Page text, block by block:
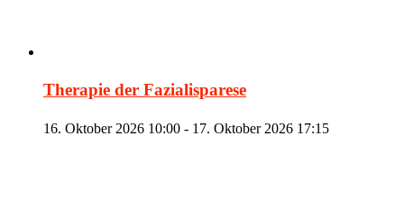
Therapie der Fazialisparese
16. Oktober 2026 10:00 - 17. Oktober 2026 17:15